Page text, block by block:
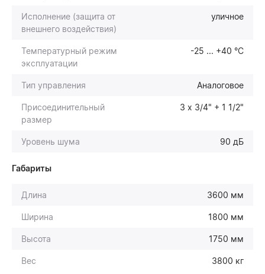
Исполнение (защита от
внешнего воздействия)
уличное
Температурный режим
эксплуатации
-25 ... +40 °С
Тип управления Аналоговое
Присоединительный
размер
3 х 3/4" + 1 1/2"
Уровень шума 90 дБ
Габариты
Длина 3600 мм
Ширина 1800 мм
Высота 1750 мм
Вес 3800 кг